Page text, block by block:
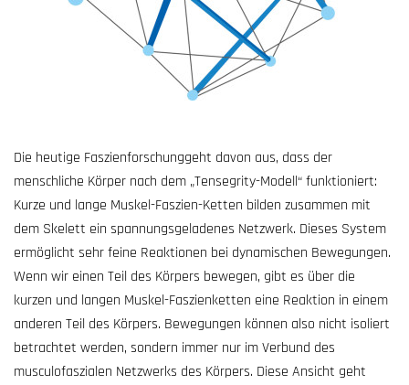
Die heutige Faszienforschunggeht davon aus, dass der
menschliche Körper nach dem „Tensegrity-Modell“ funktioniert:
Kurze und lange Muskel-Faszien-Ketten bilden zusammen mit
dem Skelett ein spannungsgeladenes Netzwerk. Dieses System
ermöglicht sehr feine Reaktionen bei dynamischen Bewegungen.
Wenn wir einen Teil des Körpers bewegen, gibt es über die
kurzen und langen Muskel-Faszienketten eine Reaktion in einem
anderen Teil des Körpers. Bewegungen können also nicht isoliert
betrachtet werden, sondern immer nur im Verbund des
musculofaszialen Netzwerks des Körpers. Diese Ansicht geht